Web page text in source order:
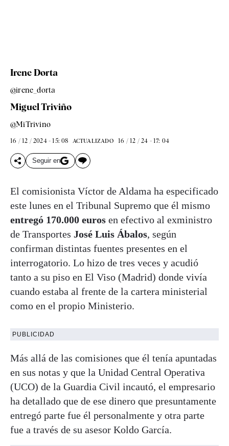
Irene Dorta
@irene_dorta
Miguel Triviño
@MiTrivino
16 / 12 / 2024 - 15: 08 ACTUALIZADO 16 / 12 / 24 - 17: 04
Seguir en
El comisionista Víctor de Aldama ha especificado
este lunes en el Tribunal Supremo que él mismo
entregó 170.000 euros en efectivo al exministro
de Transportes José Luis Ábalos, según
confirman distintas fuentes presentes en el
interrogatorio. Lo hizo de tres veces y acudió
tanto a su piso en El Viso (Madrid) donde vivía
cuando estaba al frente de la cartera ministerial
como en el propio Ministerio.
PUBLICIDAD
Más allá de las comisiones que él tenía apuntadas
en sus notas y que la Unidad Central Operativa
(UCO) de la Guardia Civil incautó, el empresario
ha detallado que de ese dinero que presuntamente
entregó parte fue él personalmente y otra parte
fue a través de su asesor Koldo García.